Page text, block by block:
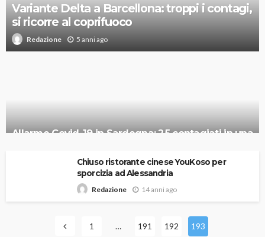
Variante Delta a Barcellona: troppi i contagi,
si ricorre al coprifuoco
Redazione 5 anni ago
Allarme Covid-19 in Sardegna: 25 contagiati in una
Chiuso ristorante cinese YouKoso per
sporcizia ad Alessandria
Redazione 14 anni ago
1 … 191 192 193